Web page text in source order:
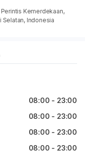
Kemerdekaan,
Selatan, Indonesia
08:00 - 23:00
08:00 - 23:00
08:00 - 23:00
08:00 - 23:00